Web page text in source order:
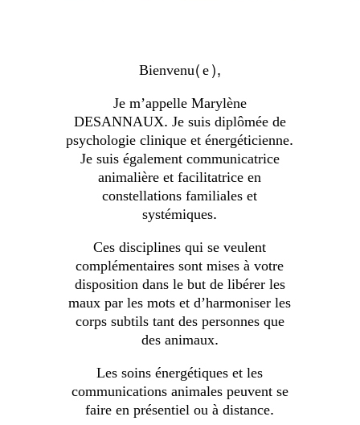
Bienvenu(e),
Je m’appelle Marylène
DESANNAUX. Je suis diplômée de
psychologie clinique et énergéticienne.
Je suis également communicatrice
animalière et facilitatrice en
constellations familiales et
systémiques.
Ces disciplines qui se veulent
complémentaires sont mises à votre
disposition dans le but de libérer les
maux par les mots et d’harmoniser les
corps subtils tant des personnes que
des animaux.
Les soins énergétiques et les
communications animales peuvent se
faire en présentiel ou à distance.